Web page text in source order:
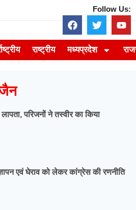
Follow Us:
राष्ट्रीय मध्यप्रदेश
परिजनों ने तस्वीर का किया
एवं घेराव को लेकर कांग्रेस की रणनीति